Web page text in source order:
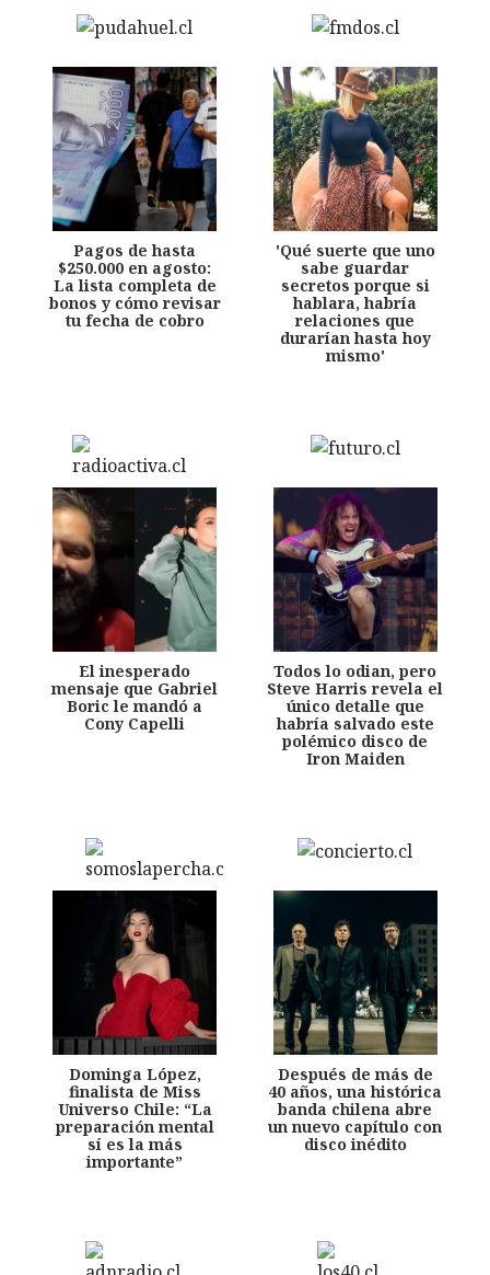
Pagos de hasta
$250.000 en agosto:
La lista completa de
bonos y cómo revisar
tu fecha de cobro
'Qué suerte que uno
sabe guardar
secretos porque si
hablara, habría
relaciones que
durarían hasta hoy
mismo'
El inesperado
mensaje que Gabriel
Boric le mandó a
Cony Capelli
Todos lo odian, pero
Steve Harris revela el
único detalle que
habría salvado este
polémico disco de
Iron Maiden
Dominga López,
finalista de Miss
Universo Chile: “La
preparación mental
sí es la más
importante”
Después de más de
40 años, una histórica
banda chilena abre
un nuevo capítulo con
disco inédito